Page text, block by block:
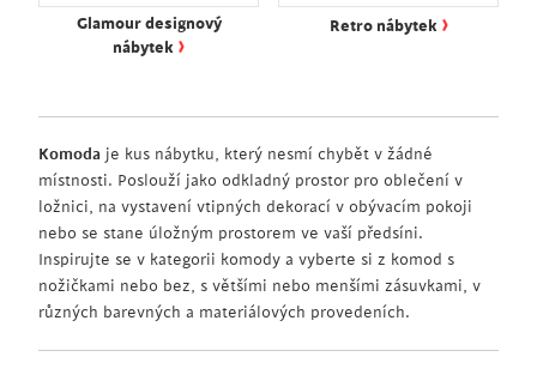
Glamour designový
nábytek ›
Retro nábytek ›
Komoda je kus nábytku, který nesmí chybět v žádné
místnosti. Poslouží jako odkladný prostor pro oblečení v
ložnici, na vystavení vtipných dekorací v obývacím pokoji
nebo se stane úložným prostorem ve vaší předsíni.
Inspirujte se v kategorii komody a vyberte si z komod s
nožičkami nebo bez, s většími nebo menšími zásuvkami, v
různých barevných a materiálových provedeních.